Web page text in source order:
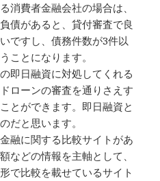
消費者金融会社の場合は、
債があると、貸付審査で良
ですし、債務件数が3件以
ことになります。
即日融資に対処してくれる
ローンの審査を通りさえす
とができます。即日融資と
だと思います。
融に関する比較サイトがあ
などの情報を主軸として、
で比較を載せているサイト